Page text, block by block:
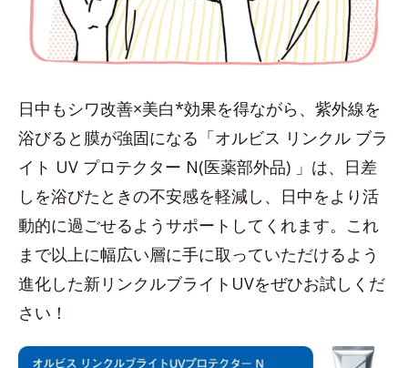
日中もシワ改善×美白*効果を得ながら、紫外線を
浴びると膜が強固になる「オルビス リンクル ブラ
イト UV プロテクター N(医薬部外品) 」は、日差
しを浴びたときの不安感を軽減し、日中をより活
動的に過ごせるようサポートしてくれます。これ
まで以上に幅広い層に手に取っていただけるよう
進化した新リンクルブライトUVをぜひお試しくだ
さい！